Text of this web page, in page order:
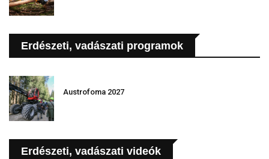
Erdészeti, vadászati programok
Austrofoma 2027
Erdészeti, vadászati videók